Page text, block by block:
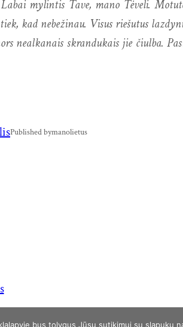
mylintis Tave, mano Tėveli.
kad nebežinau. Visus riešutus
nealkanais skrandukais jie čiulba.
Published bymanolietus
bus tolygus Jūsų sutikimui su slapukų